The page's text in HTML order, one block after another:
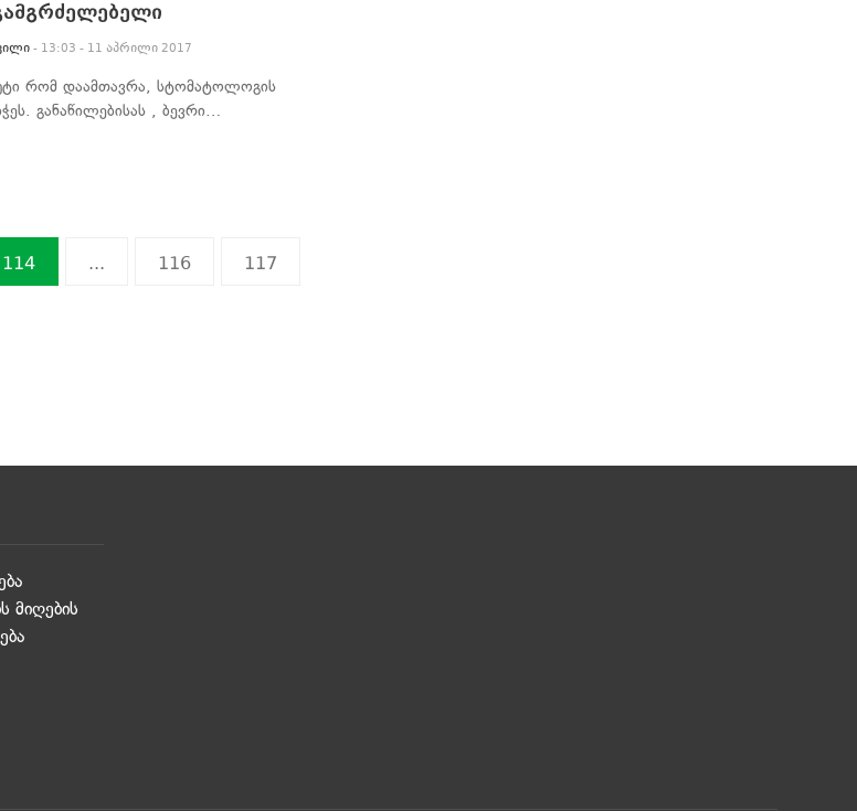
- 13:03 - 11 აპრილი 2017
რომ დაამთავრა, სტომატოლოგის
განაწილებისას , ბევრი…
114 ... 116 117
მიღების